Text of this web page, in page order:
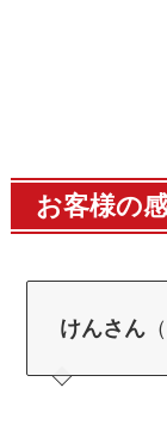
お客様の
けんさん